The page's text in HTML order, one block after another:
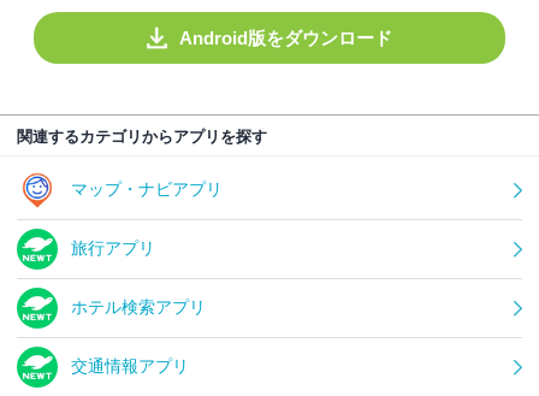
Android版をダウンロード
関連するカテゴリからアプリを探す
マップ・ナビアプリ
旅行アプリ
ホテル検索アプリ
交通情報アプリ